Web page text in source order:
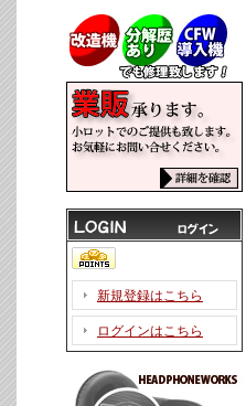
新規登録はこちら
ログインはこちら